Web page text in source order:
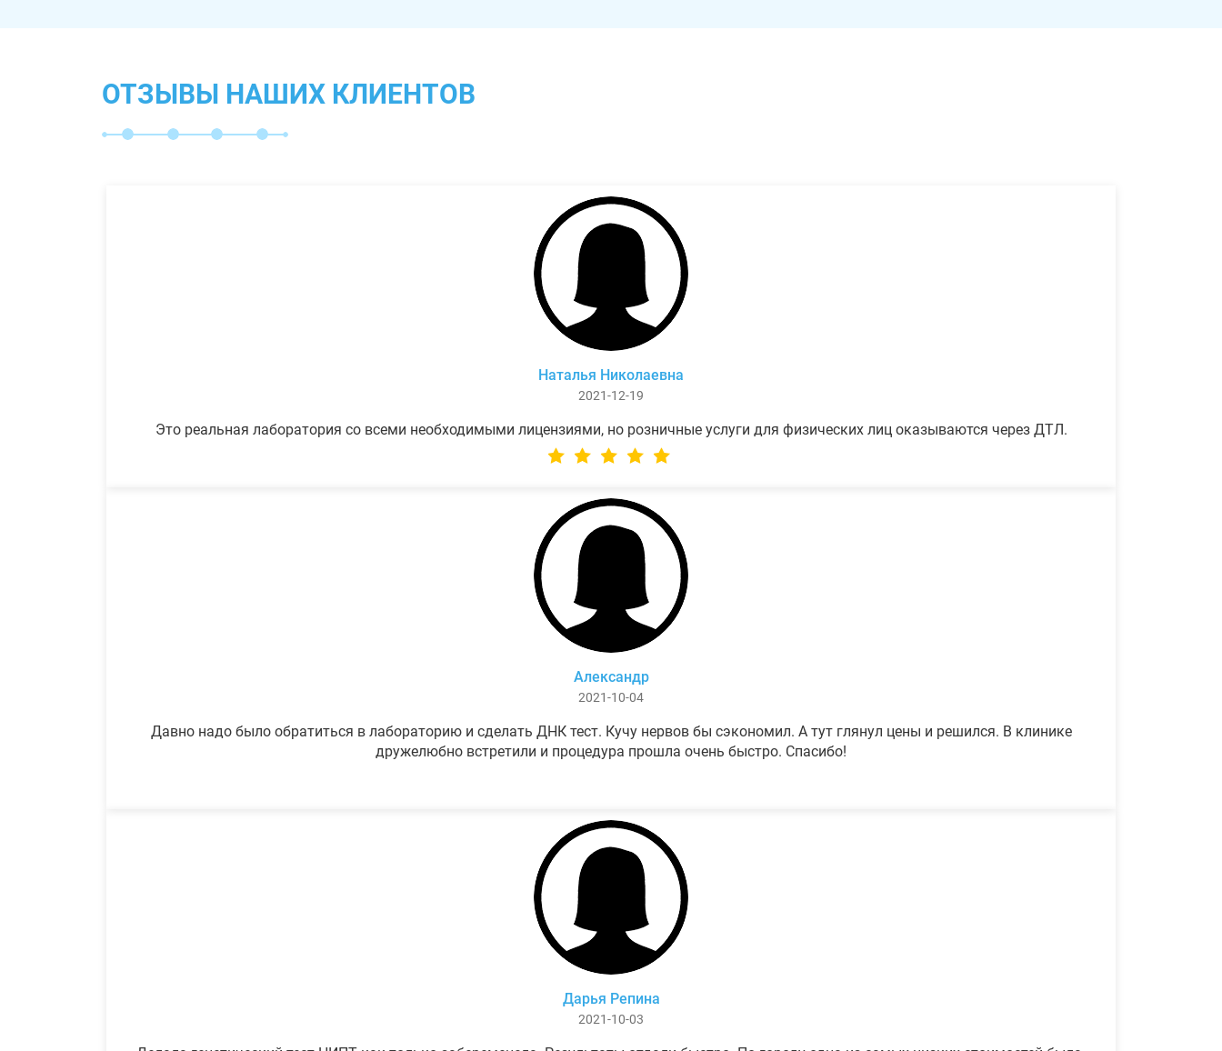
ОТЗЫВЫ НАШИХ КЛИЕНТОВ
Наталья Николаевна
2021-12-19
Это реальная лаборатория со всеми необходимыми лицензиями, но розничные услуги для физических лиц оказываются через ДТЛ.
Александр
2021-10-04
Давно надо было обратиться в лабораторию и сделать ДНК тест. Кучу нервов бы сэкономил. А тут глянул цены и решился. В клинике
дружелюбно встретили и процедура прошла очень быстро. Спасибо!
Дарья Репина
2021-10-03